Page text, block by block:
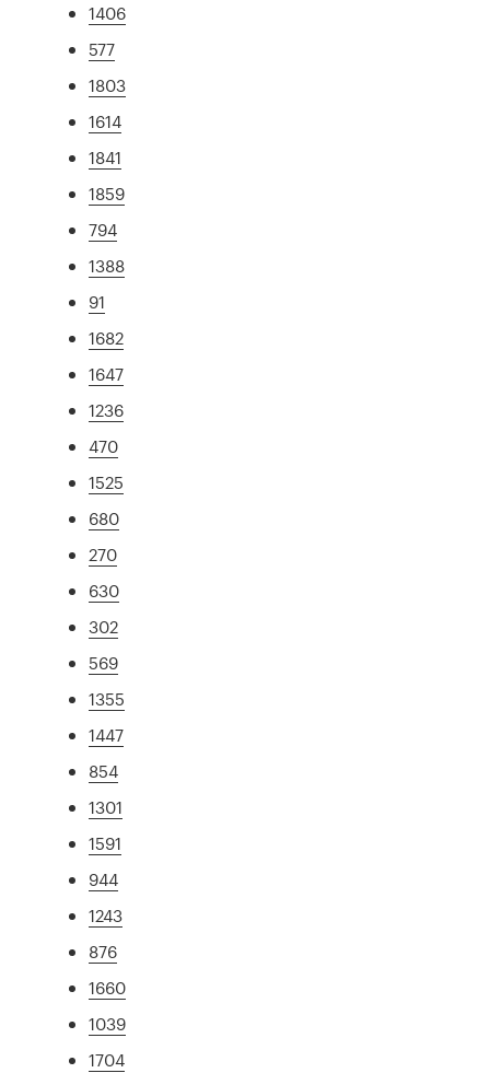
1406
577
1803
1614
1841
1859
794
1388
91
1682
1647
1236
470
1525
680
270
630
302
569
1355
1447
854
1301
1591
944
1243
876
1660
1039
1704